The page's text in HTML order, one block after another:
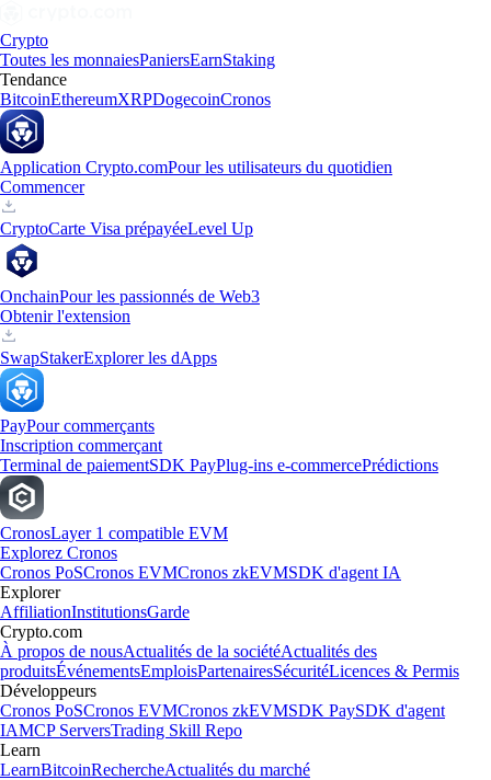
Crypto
Toutes les monnaiesPaniersEarnStaking
Tendance
BitcoinEthereumXRPDogecoinCronos
Application Crypto.comPour les utilisateurs du quotidien
Commencer
CryptoCarte Visa prépayéeLevel Up
OnchainPour les passionnés de Web3
Obtenir l'extension
SwapStakerExplorer les dApps
PayPour commerçants
Inscription commerçant
Terminal de paiementSDK PayPlug-ins e-commercePrédictions
CronosLayer 1 compatible EVM
Explorez Cronos
Cronos PoSCronos EVMCronos zkEVMSDK d'agent IA
Explorer
AffiliationInstitutionsGarde
Crypto.com
À propos de nousActualités de la sociétéActualités des
produitsÉvénementsEmploisPartenairesSécuritéLicences & Permis
Développeurs
Cronos PoSCronos EVMCronos zkEVMSDK PaySDK d'agent
IAMCP ServersTrading Skill Repo
Learn
LearnBitcoinRechercheActualités du marché